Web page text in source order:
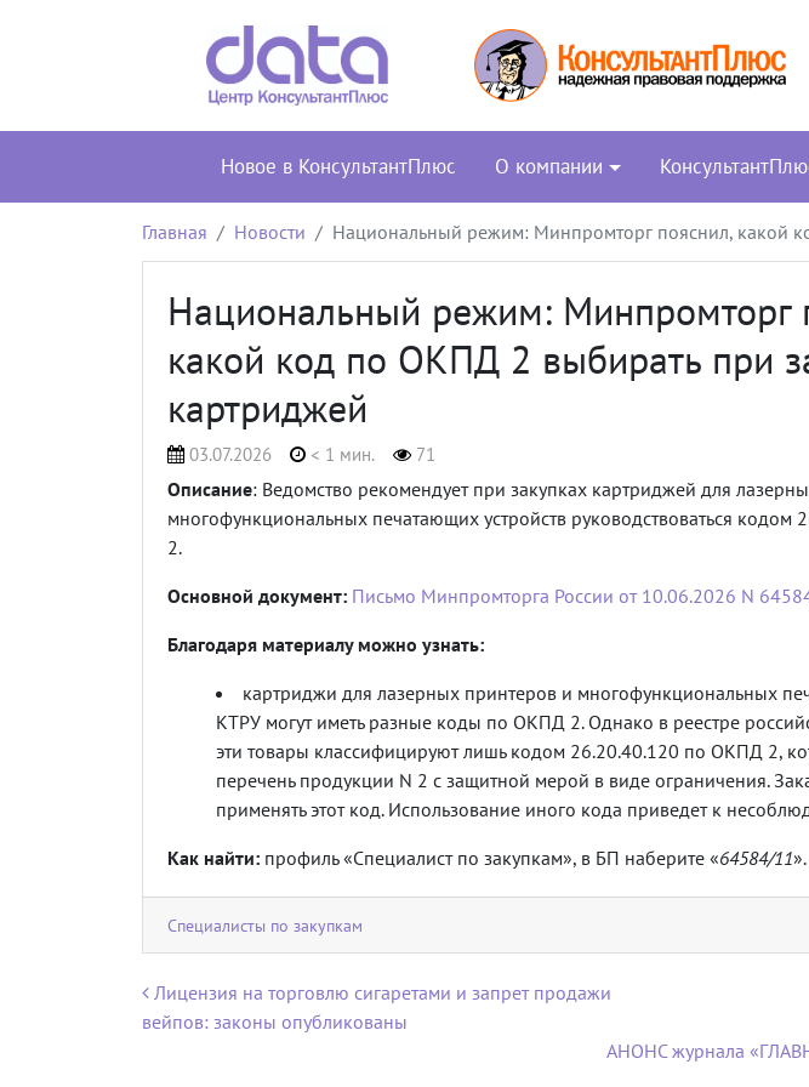
Новое в КонсультантПлюс О компании
Главная Новости Национальный режим: Минпромторг пояснил, какой
Национальный режим: Минпромторг
какой код по ОКПД 2 выбирать при
картриджей
03.07.2026 < 1 мин. 71
Описание: Ведомство рекомендует при закупках картриджей для
многофункциональных печатающих устройств руководствоваться
2.
Основной документ: Письмо Минпромторга России от 10.06.2026 N
Благодаря материалу можно узнать:
картриджи для лазерных принтеров и многофункциональных
КТРУ могут иметь разные коды по ОКПД 2. Однако в реестре
эти товары классифицируют лишь кодом 26.20.40.120 по ОКПД 2,
перечень продукции N 2 с защитной мерой в виде ограничения.
применять этот код. Использование иного кода приведет к
Как найти: профиль «Специалист по закупкам», в БП наберите «64584/11».
Специалисты по закупкам
Навигация по записям
Лицензия на торговлю сигаретами и запрет продажи
вейпов: законы опубликованы
АНОНС журнала